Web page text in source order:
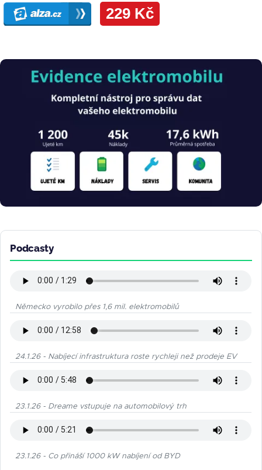
Obrázek
Podcasty
Německo vyrobilo přes 1,6 mil. elektromobilů
24.1.26 - Nabíjecí infrastruktura roste rychleji než prodeje EV
23.1.26 - Dreame vstupuje na automobilový trh
23.1.26 - Co přináší 1000 kW nabíjení od BYD